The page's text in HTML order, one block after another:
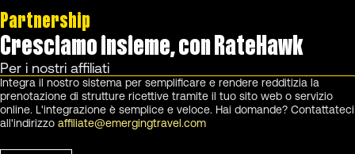
Partnership
Cresciamo insieme, con RateHawk
Per i nostri affiliati
Integra il nostro sistema per semplificare e rendere redditizia la
prenotazione di strutture ricettive tramite il tuo sito web o servizio
online. L'integrazione è semplice e veloce. Hai domande? Contattateci
all'indirizzo affiliate@emergingtravel.com